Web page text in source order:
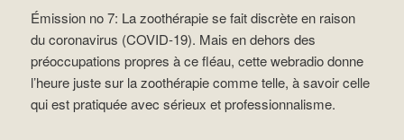
Émission no 7: La zoothérapie se fait discrète en raison
du coronavirus (COVID-19). Mais en dehors des
préoccupations propres à ce fléau, cette webradio donne
l’heure juste sur la zoothérapie comme telle, à savoir celle
qui est pratiquée avec sérieux et professionnalisme.